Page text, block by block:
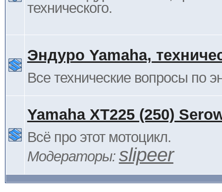
технического.
Эндуро Yamaha,
Все технические вопросы по
Yamaha XT225 (250)
Всё про этот мотоцикл.
Модераторы: slipeer